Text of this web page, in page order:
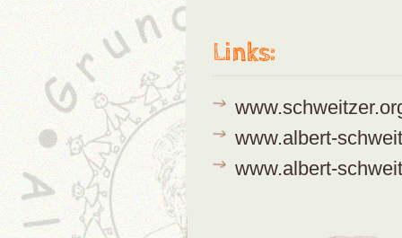
Links:
www.albert-
www.albert-